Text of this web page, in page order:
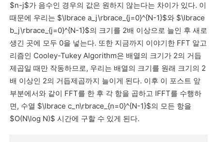
$n-j$가 음수인 경우의 값은 원하지 않는다는 차이가 있다. 이
때문에 우리는 $\lbrace a_j\rbrace_{j=0}^{N-1}$와 $\lbrace
b_j\rbrace_{j=0}^{N-1}$의 크기를 2배 이상으로 늘인 후 새로
생긴 곳에 모두 0을 넣는다. 또한 지금까지 이야기한 FFT 알고
리즘인 Cooley-Tukey Algorithm은 배열의 크기가 2의 거듭
제곱일 때만 작동하므로, 우리는 배열의 크기를 원래 크기의 2
배 이상인 2의 거듭제곱까지 늘이게 된다. 이후 이 포스트 앞
부분에서와 같이 FFT를 한 후 각 항을 곱하고 IFFT를 수행하
면, 수열 $\lbrace c_n\rbrace_{n=0}^{N-1}$의 모든 항을
$O(N\log N)$ 시간에 구할 수 있게 된다.